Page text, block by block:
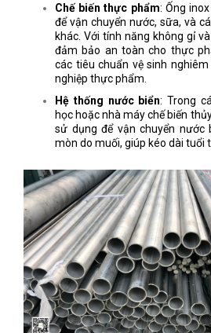
Chế biến thực phẩm: Ống
để vận chuyển nước, sữa, và
khác. Với tính năng không gỉ
đảm bảo an toàn cho thực
các tiêu chuẩn vệ sinh
nghiệp thực phẩm.
Hệ thống nước biển: Trong
học hoặc nhà máy chế biến
sử dụng để vận chuyển nước
mòn do muối, giúp kéo dài tuổi